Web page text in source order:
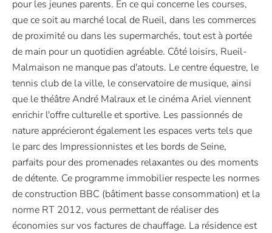
pour les jeunes parents. En ce qui concerne les courses,
que ce soit au marché local de Rueil, dans les commerces
de proximité ou dans les supermarchés, tout est à portée
de main pour un quotidien agréable. Côté loisirs, Rueil-
Malmaison ne manque pas d'atouts. Le centre équestre, le
tennis club de la ville, le conservatoire de musique, ainsi
que le théâtre André Malraux et le cinéma Ariel viennent
enrichir l'offre culturelle et sportive. Les passionnés de
nature apprécieront également les espaces verts tels que
le parc des Impressionnistes et les bords de Seine,
parfaits pour des promenades relaxantes ou des moments
de détente. Ce programme immobilier respecte les normes
de construction BBC (bâtiment basse consommation) et la
norme RT 2012, vous permettant de réaliser des
économies sur vos factures de chauffage. La résidence est